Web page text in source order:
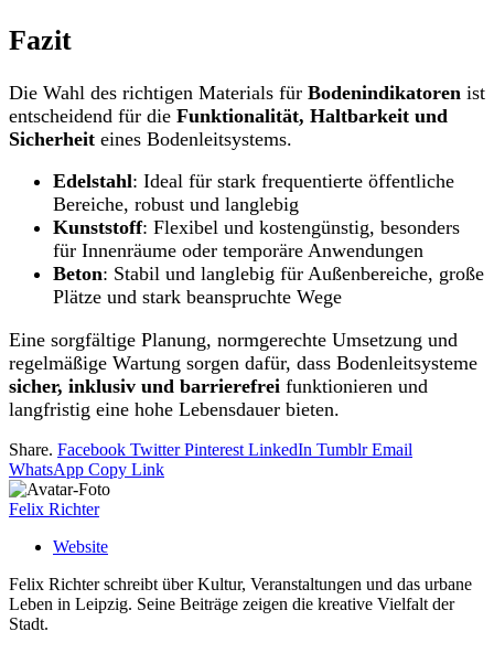
Fazit
Die Wahl des richtigen Materials für Bodenindikatoren ist
entscheidend für die Funktionalität, Haltbarkeit und
Sicherheit eines Bodenleitsystems.
Edelstahl: Ideal für stark frequentierte öffentliche
Bereiche, robust und langlebig
Kunststoff: Flexibel und kostengünstig, besonders
für Innenräume oder temporäre Anwendungen
Beton: Stabil und langlebig für Außenbereiche, große
Plätze und stark beanspruchte Wege
Eine sorgfältige Planung, normgerechte Umsetzung und
regelmäßige Wartung sorgen dafür, dass Bodenleitsysteme
sicher, inklusiv und barrierefrei funktionieren und
langfristig eine hohe Lebensdauer bieten.
Share. Facebook Twitter Pinterest LinkedIn Tumblr Email
WhatsApp Copy Link
Felix Richter
Website
Felix Richter schreibt über Kultur, Veranstaltungen und das urbane
Leben in Leipzig. Seine Beiträge zeigen die kreative Vielfalt der
Stadt.